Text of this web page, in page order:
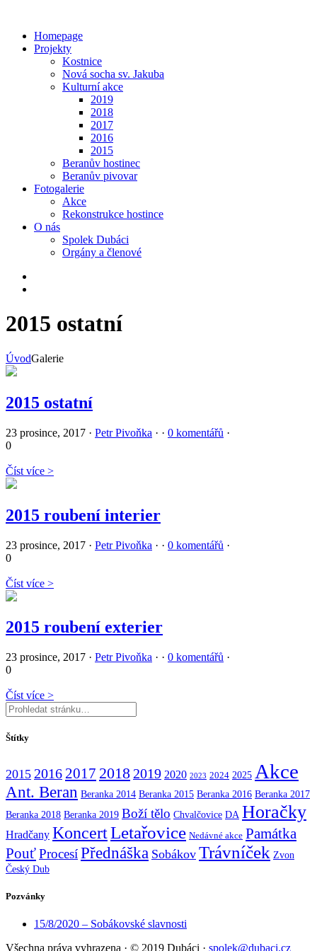
Homepage
Projekty
Kostnice
Nová socha sv. Jakuba
Kulturní akce
2019
2018
2017
2016
2015
Beranův hostinec
Beranův pivovar
Fotogalerie
Akce
Rekonstrukce hostince
O nás
Spolek Dubáci
Orgány a členové
2015 ostatní
ÚvodGalerie
2015 ostatní
23 prosince, 2017 · Petr Pivoňka · · 0 komentářů ·
0
Číst více >
2015 roubení interier
23 prosince, 2017 · Petr Pivoňka · · 0 komentářů ·
0
Číst více >
2015 roubení exterier
23 prosince, 2017 · Petr Pivoňka · · 0 komentářů ·
0
Číst více >
Štítky
2015 2016 2017 2018 2019 2020 2023 2024 2025 Akce
Ant. Beran Beranka 2014 Beranka 2015 Beranka 2016 Beranka 2017
Beranka 2018 Beranka 2019 Boží tělo Chvalčovice DA Horačky
Hradčany KoncertLetařovice Nedávné akce Památka
PouťProcesíPřednáška Sobákov Trávníček Zvon
Český Dub
Pozvánky
15/8/2020 – Sobákovské slavnosti
Všechna práva vyhrazena · © 2019 Dubáci · spolek@dubaci.cz